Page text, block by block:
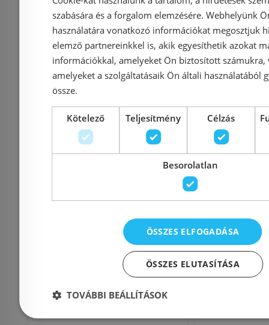
Azonosító: 127163
Cikkszám: 8780 95 01
11 917 Ft11 080 Ft
Kosárba
15 007 Ft
-5%
Rendelésre Rendelésre
szabására és a forgalom elemzésére. Webhelyünk
használatára vonatkozó információkat megosztjuk
elemző partnereinkkel is, akik egyesíthetik azokat
információkkal, amelyeket Ön biztosított számukra,
amelyeket a szolgáltatásaik Ön általi használatából
össze.
Kötelező Teljesítmény Célzás
Besorolatlan
ÖSSZES ELFOGADÁSA
ÖSSZES ELUTASÍTÁSA
TOVÁBBI BEÁLLÍTÁSOK